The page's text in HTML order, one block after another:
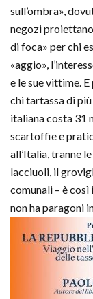
sull’ombra»,
negozi
di foca» per chi
«aggio»,
e le sue vittime.
chi tartassa di
italiana costa 31
scartoffie e
all’Italia, tranne
lacciuoli, il
comunali – è
non ha paragoni